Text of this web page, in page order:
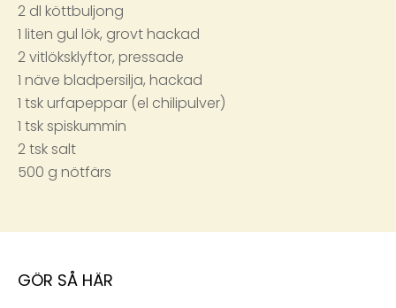
2 dl köttbuljong
1 liten gul lök, grovt hackad
2 vitlöksklyftor, pressade
1 näve bladpersilja, hackad
1 tsk urfapeppar (el chilipulver)
1 tsk spiskummin
2 tsk salt
500 g nötfärs
GÖR SÅ HÄR